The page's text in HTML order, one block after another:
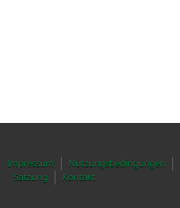
Impressum Nutzungsbedingungen
Satzung
Kontakt